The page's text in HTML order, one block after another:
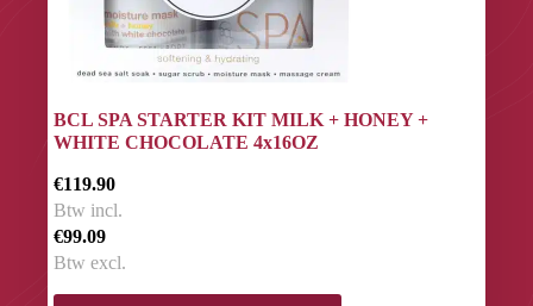
BCL SPA STARTER KIT MILK + HONEY +
WHITE CHOCOLATE 4x16OZ
€119.90
Btw incl.
€99.09
Btw excl.